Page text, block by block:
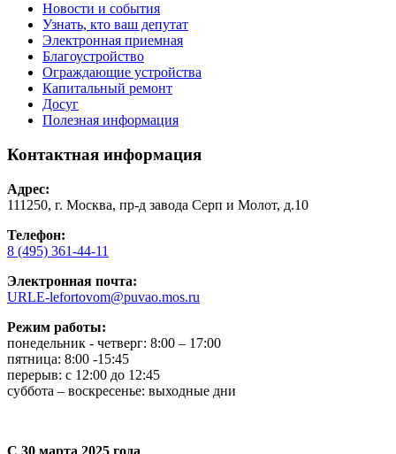
Новости и события
Узнать, кто ваш депутат
Электронная приемная
Благоустройство
Ограждающие устройства
Капитальный ремонт
Досуг
Полезная информация
Контактная информация
Адрес:
111250, г. Москва, пр-д завода Серп и Молот, д.10
Телефон:
8 (495) 361-44-11
Электронная почта:
URLE-lefortovom@puvao.mos.ru
Режим работы:
понедельник - четверг: 8:00 – 17:00
пятница: 8:00 -15:45
перерыв: с 12:00 до 12:45
суббота – воскресенье: выходные дни
С 30 марта 2025 года